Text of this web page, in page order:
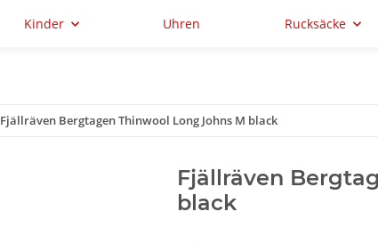
Kinder Uhren Rucksäcke
Fjällräven Bergtagen Thinwool Long Johns M black
Fjällräven
black